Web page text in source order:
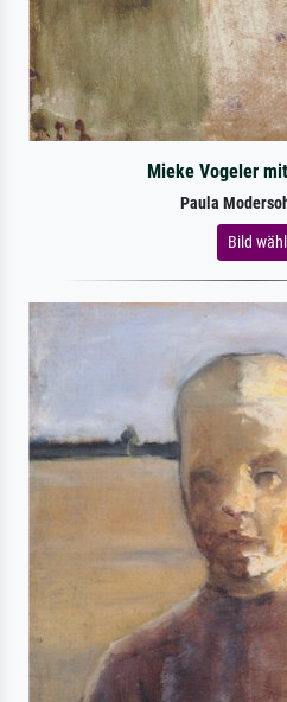
Mieke Vogeler
Paula
Bild